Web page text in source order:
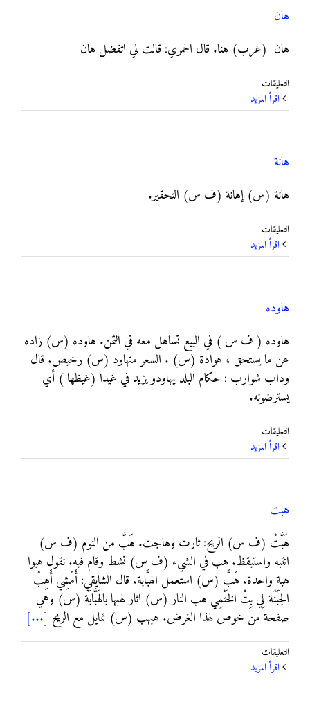
هان
هان (غرب) هنا. قال الحمري: قالت لي اتفضل هان
التعليقات
هان
مغلقة
هانة
هانة (س) إهانة (ف س) التحقير.
التعليقات
هانة
مغلقة
هاوده
هاوده ( ف س ) في البيع تساهل معه في الثمن. هاوده (س) زاده
عن ما يستحق ، هوادة (س) . السعر متهاود (س) رخيص. قال
وداب شوارب : حكام البلد يهاودو يزيد في غيدا (غيظها ) أي
يسترضونه.
التعليقات
هاوده
مغلقة
هبت
هَبَّتْ (ف س) الريح: ثارت وهاجت. هَبَّ من النوم (ف س)
انتبه واستيقظ. هب في الشيء (ف س) نشط وقام فيه. نقول هبوا
هبة واحدة. هَبَّ (س) استعمل الهبَّابة. قال الشايقي: أَمْشِي أَهِبْ
الجَبَنَة لِي بِتْ الخَتْمِي هب النار (س) اثار لهبها بالهَبَّابَة (س) وهي
صفحة من خوص لهذا الغرض. هبهب (س) تمايل مع الريح [...]
التعليقات
هبت
مغلقة